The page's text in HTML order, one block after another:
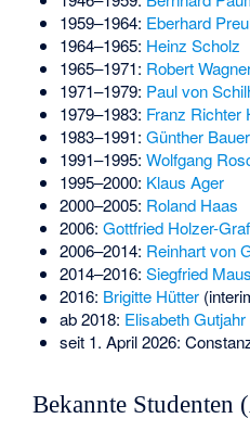
1959–1964: Eberhard
1964–1965: Heinz Scholz
1965–1971: Robert
1971–1979: Paul von
1979–1983: Franz Richter
1983–1991: Günther Bauer
1991–1995: Wolfgang
1995–2000: Klaus Ager
2000–2005: Roland Haas
2006: Gottfried Holzer-Graf
2006–2014: Reinhart von
2014–2016: Siegfried
2016: Brigitte Hütter
ab 2018: Elisabeth Gutjahr
seit 1. April 2026:
Bekannte Studenten